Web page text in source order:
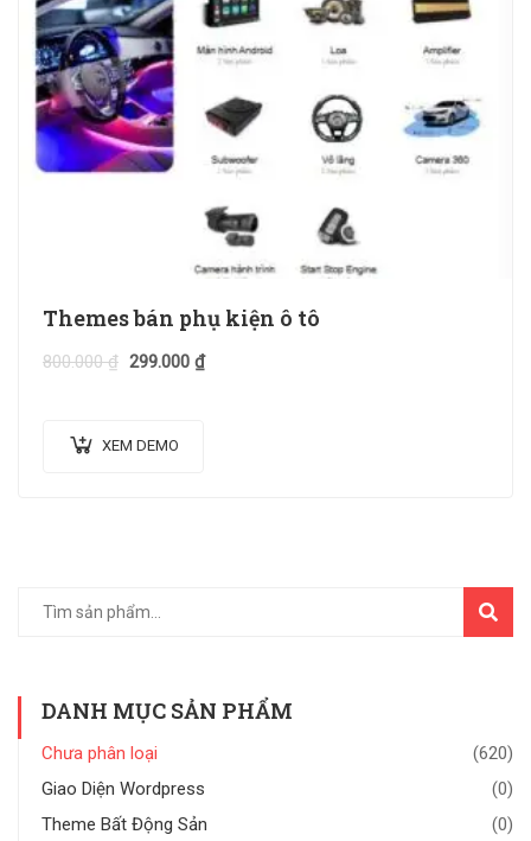
Themes bán phụ kiện ô tô
800.000₫ 299.000 ₫
XEM DEMO
TÌM
KIẾM
DANH MỤC SẢN PHẨM
Chưa phân loại
(620)
Giao Diện Wordpress
(0)
Theme Bất Động Sản
(0)